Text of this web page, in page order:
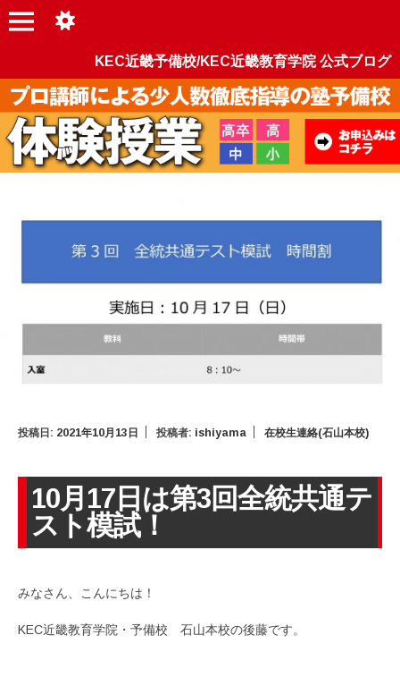
KEC近畿予備校/KEC近畿教育学院 公式ブログ
投稿日: 2021年10月13日 投稿者: ishiyama 在校生連絡(石山本校)
10月17日は第3回全統共通テ
スト模試！
みなさん、こんにちは！
KEC近畿教育学院・予備校 石山本校の後藤です。